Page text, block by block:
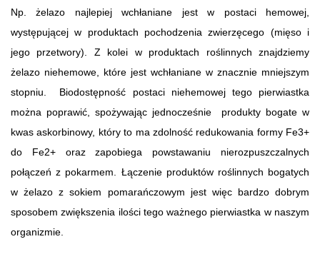
Np. żelazo najlepiej wchłaniane jest w postaci hemowej,
występującej w produktach pochodzenia zwierzęcego (mięso i
jego przetwory). Z kolei w produktach roślinnych znajdziemy
żelazo niehemowe, które jest wchłaniane w znacznie mniejszym
stopniu. Biodostępność postaci niehemowej tego pierwiastka
można poprawić, spożywając jednocześnie produkty bogate w
kwas askorbinowy, który to ma zdolność redukowania formy Fe3+
do Fe2+ oraz zapobiega powstawaniu nierozpuszczalnych
połączeń z pokarmem. Łączenie produktów roślinnych bogatych
w żelazo z sokiem pomarańczowym jest więc bardzo dobrym
sposobem zwiększenia ilości tego ważnego pierwiastka w naszym
organizmie.